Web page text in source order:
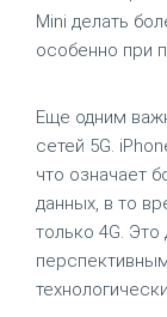
Mini делать
особенно при
Еще одним
сетей 5G.
что означает
данных, в то
только 4G.